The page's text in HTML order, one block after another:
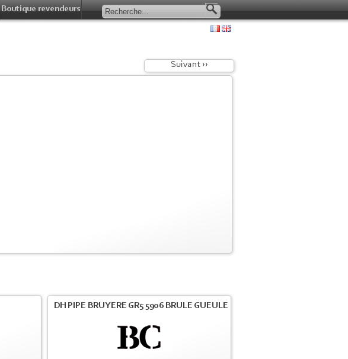
Boutique revendeurs
Suivant ››
DH PIPE BRUYERE GR5 5906 BRULE GUEULE